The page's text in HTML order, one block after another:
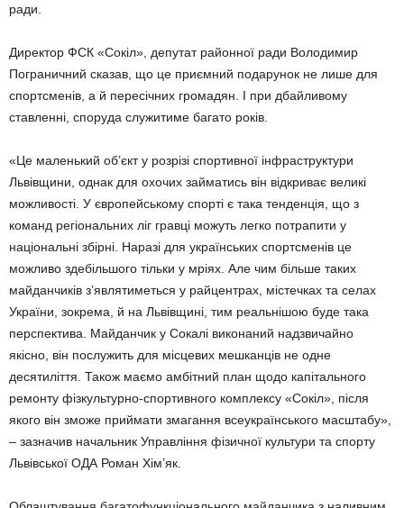
ради.
Директор ФСК «Сокіл», депутат районної ради Володимир
Пограничний сказав, що це приємний подарунок не лише для
спортсменів, а й пересічних громадян. І при дбайливому
ставленні, споруда служитиме багато років.
«Це маленький об’єкт у розрізі спортивної інфраструктури
Львівщини, однак для охочих займатись він відкриває великі
можливості. У європейському спорті є така тенденція, що з
команд регіональних ліг гравці можуть легко потрапити у
національні збірні. Наразі для українських спортсменів це
можливо здебільшого тільки у мріях. Але чим більше таких
майданчиків з’являтиметься у райцентрах, містечках та селах
України, зокрема, й на Львівщині, тим реальнішою буде така
перспектива. Майданчик у Сокалі виконаний надзвичайно
якісно, він послужить для місцевих мешканців не одне
десятиліття. Також маємо амбітний план щодо капітального
ремонту фізкультурно-спортивного комплексу «Сокіл», після
якого він зможе приймати змагання всеукраїнського масштабу»,
– зазначив начальник Управління фізичної культури та спорту
Львівської ОДА Роман Хім’як.